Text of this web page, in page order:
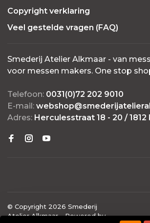
Copyright verklaring
Veel gestelde vragen (FAQ)
Smederij Atelier Alkmaar - van
voor messen makers. One stop
Telefoon: 0031(0)72 202 9010
E-mail:
Adres: Herculesstraat 18 - 20 / 1812
© Copyright 2026 Smederij
Atelier Alkmaar- Powered by